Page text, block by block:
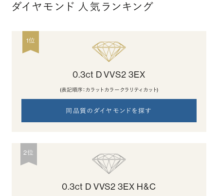
ダイヤモンド 人気ランキング
1位
0.3ct D VVS2 3EX
(表記順序：カラット カラー クラリティ カット)
同品質のダイヤモンドを探す
2位
0.3ct D VVS2 3EX H&C